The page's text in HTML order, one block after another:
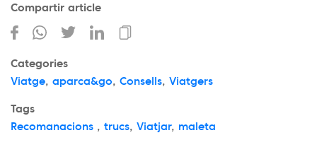
Compartir article
Categories
Viatge, aparca&go, Consells, Viatgers
Tags
Recomanacions , trucs, Viatjar, maleta